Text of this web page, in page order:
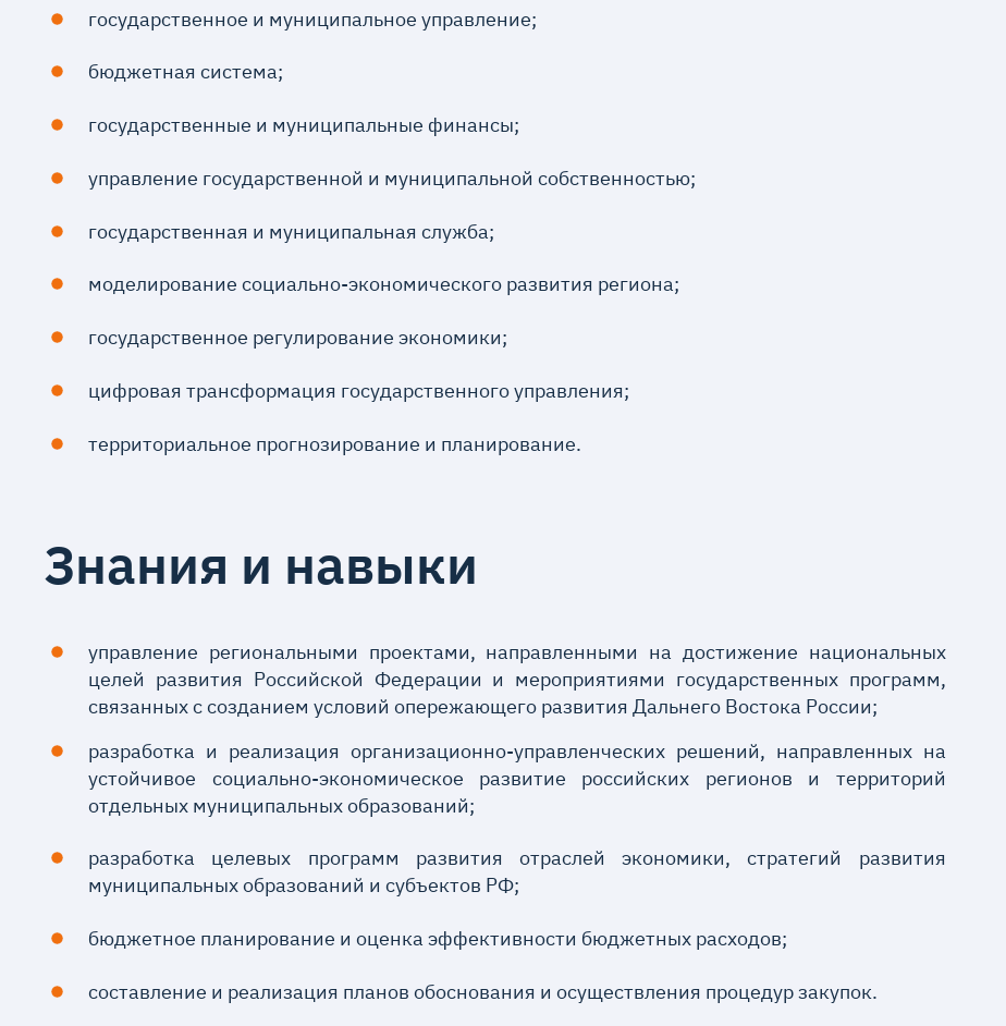
государственное и муниципальное управление;
бюджетная система;
государственные и муниципальные финансы;
управление государственной и муниципальной собственностью;
государственная и муниципальная служба;
моделирование социально-экономического развития региона;
государственное регулирование экономики;
цифровая трансформация государственного управления;
территориальное прогнозирование и планирование.
Знания и навыки
управление региональными проектами, направленными на достижение национальных
целей развития Российской Федерации и мероприятиями государственных программ,
связанных с созданием условий опережающего развития Дальнего Востока России;
разработка и реализация организационно-управленческих решений, направленных на
устойчивое социально-экономическое развитие российских регионов и территорий
отдельных муниципальных образований;
разработка целевых программ развития отраслей экономики, стратегий развития
муниципальных образований и субъектов РФ;
бюджетное планирование и оценка эффективности бюджетных расходов;
составление и реализация планов обоснования и осуществления процедур закупок.